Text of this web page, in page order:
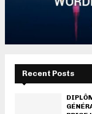
Recent Posts